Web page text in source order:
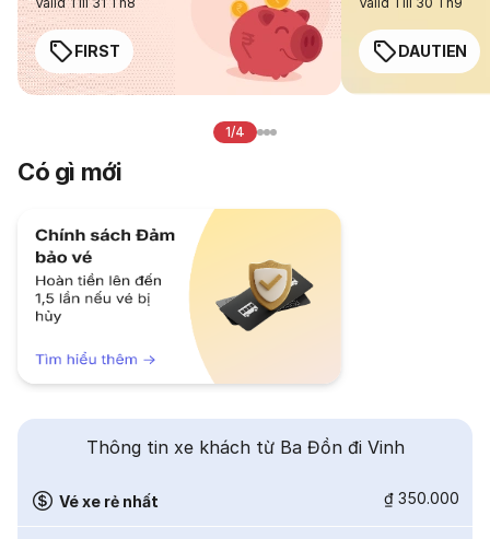
FIRST DAUTIEN
1/4
Có gì mới
Thông tin xe khách từ Ba Đồn đi Vinh
Vé xe rẻ nhất ₫ 350.000